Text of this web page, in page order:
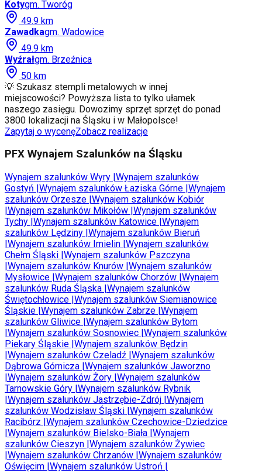
Kotygm. Tworóg
49.9 km
Zawadkagm. Wadowice
49.9 km
Wyźrałgm. Brzeźnica
50 km
💡 Szukasz stempli metalowych w innej
miejscowości? Powyższa lista to tylko ułamek
naszego zasięgu. Dowozimy sprzęt sprzęt do ponad
3800 lokalizacji na Śląsku i w Małopolsce!
Zapytaj o wycenęZobacz realizacje
PFX Wynajem Szalunków na Śląsku
Wynajem szalunków Wyry Wynajem szalunków
Gostyń Wynajem szalunków Łaziska Górne Wynajem
szalunków Orzesze Wynajem szalunków Kobiór
Wynajem szalunków Mikołów Wynajem szalunków
Tychy Wynajem szalunków Katowice Wynajem
szalunków Lędziny Wynajem szalunków Bieruń
Wynajem szalunków Imielin Wynajem szalunków
Chełm Śląski Wynajem szalunków Pszczyna
Wynajem szalunków Knurów Wynajem szalunków
Mysłowice Wynajem szalunków Chorzów Wynajem
szalunków Ruda Śląska Wynajem szalunków
Świętochłowice Wynajem szalunków Siemianowice
Śląskie Wynajem szalunków Zabrze Wynajem
szalunków Gliwice Wynajem szalunków Bytom
Wynajem szalunków Sosnowiec Wynajem szalunków
Piekary Śląskie Wynajem szalunków Będzin
Wynajem szalunków Czeladź Wynajem szalunków
Dąbrowa Górnicza Wynajem szalunków Jaworzno
Wynajem szalunków Żory Wynajem szalunków
Tarnowskie Góry Wynajem szalunków Rybnik
Wynajem szalunków Jastrzębie-Zdrój Wynajem
szalunków Wodzisław Śląski Wynajem szalunków
Racibórz Wynajem szalunków Czechowice-Dziedzice
Wynajem szalunków Bielsko-Biała Wynajem
szalunków Cieszyn Wynajem szalunków Żywiec
Wynajem szalunków Chrzanów Wynajem szalunków
Oświęcim Wynajem szalunków Ustroń